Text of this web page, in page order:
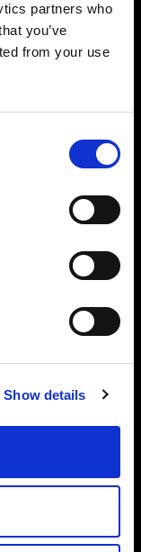
partners who
you’ve
from your use
Show details
ットレイ撮影
写真を真上か
タジオ
ように設計さ